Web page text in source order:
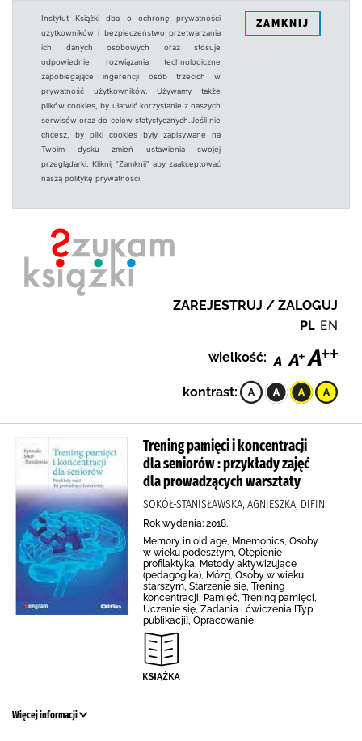
Instytut Książki dba o ochronę prywatności
użytkowników i bezpieczeństwo przetwarzania
ich danych osobowych oraz stosuje
odpowiednie rozwiązania technologiczne
zapobiegające ingerencji osób trzecich w
prywatność użytkowników. Używamy także
plików cookies, by ułatwić korzystanie z naszych
serwisów oraz do celów statystycznych.Jeśli nie
chcesz, by pliki cookies były zapisywane na
Twoim dysku zmień ustawienia swojej
przeglądarki. Kliknij "Zamknij" aby zaakceptować
naszą politykę prywatności.
ZAMKNIJ
ZAREJESTRUJ / ZALOGUJ
PL EN
wielkość:
kontrast:
Trening pamięci i koncentracji
dla seniorów : przykłady zajęć
dla prowadzących warsztaty
SOKÓŁ-STANISŁAWSKA, AGNIESZKA, DIFIN
Rok wydania: 2018.
Memory in old age, Mnemonics, Osoby
w wieku podeszłym, Otępienie
profilaktyka, Metody aktywizujące
(pedagogika), Mózg, Osoby w wieku
starszym, Starzenie się, Trening
koncentracji, Pamięć, Trening pamięci,
Uczenie się, Zadania i ćwiczenia [Typ
publikacji], Opracowanie
Więcej informacji